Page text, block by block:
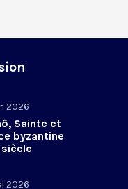
2026
Sainte et
byzantine
2026